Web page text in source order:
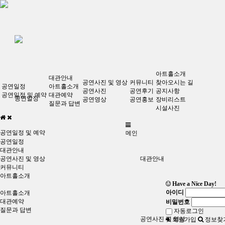
공연일정
공연일정 및 예약
대관안내
아트홀소개
대관예약
질문과 답변
공연사진 및 영상
공연일정
공연일정 및 예약
대관안내
아트홀소개
대관예약
질문과 답변
공연사진 및 영상
공연사진
공연영상
커뮤니티
공연후기
공연홍보
아트홀소개
찾아오시는 길
공지사항
장비리스트
시설사진
메인
공연일정
대관안내
공연사진 및 영상
커뮤니티
아트홀소개
Have a Nice Day!
아이디
비밀번호
자동로그인
회원가입
정보찾